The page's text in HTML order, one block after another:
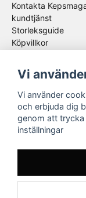
Kontakta
kundtjänst
Storleksguide
Köpvillkor
Om oss
Följ oss
Vi
Vi använder
och erbjuda dig
genom att trycka
inställningar